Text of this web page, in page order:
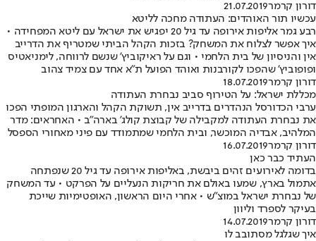
דורון קרמר21.07.2019
עכשיו תור האוהדים: העתודה מחכה לליטא
רבע גמר אליפות אירופה עד גיל 20 יפגיש את ישראל עם ליטא המפחידה •
איך אפשר לצלוח את המשחק? בזכות הקהל הביתי שמטריף את הדרייב
אין והניסיון של בית הלחמי • וגם על ראיקוביץ' שנשם לרווחה, לימניאטיס
ופופוביץ' שהפכו לקורבנות ואוהד הפועל ת"א אחד עם צמיד צהוב
דורון קרמר18.07.2019
מכללת ישראל: על הטירוף סביב נבחרת העתודה
ערבי הכדורסל הנהדרים בדרייב אין, תשוקת הקהל והארגון המופתי הפכו
את נבחרת העתודה למקבילה של קבוצת קולג' בארה"ב • האחראים: מדר
המלהיב, אבדיה המוכשר, ובית הלחמי שמתמודד עם פיני מאחורי הספסל
דורון קרמר16.07.2019
העתיד כבר כאן
בדומה לאירועים זהים ביבשת, באליפות אירופה עד גיל 20 שנפתחה
אתמול בארץ, שמעו באולם את חריקות הנעליים על הפרקט • עד המשחק
של נבחרת ישראל במוצ"ש • אחרי היום הראשון, האופטימיות שייכת
בעיקר לספרד וליוון
דורון קרמר14.07.2019
איך שגלגל מסתובב לו